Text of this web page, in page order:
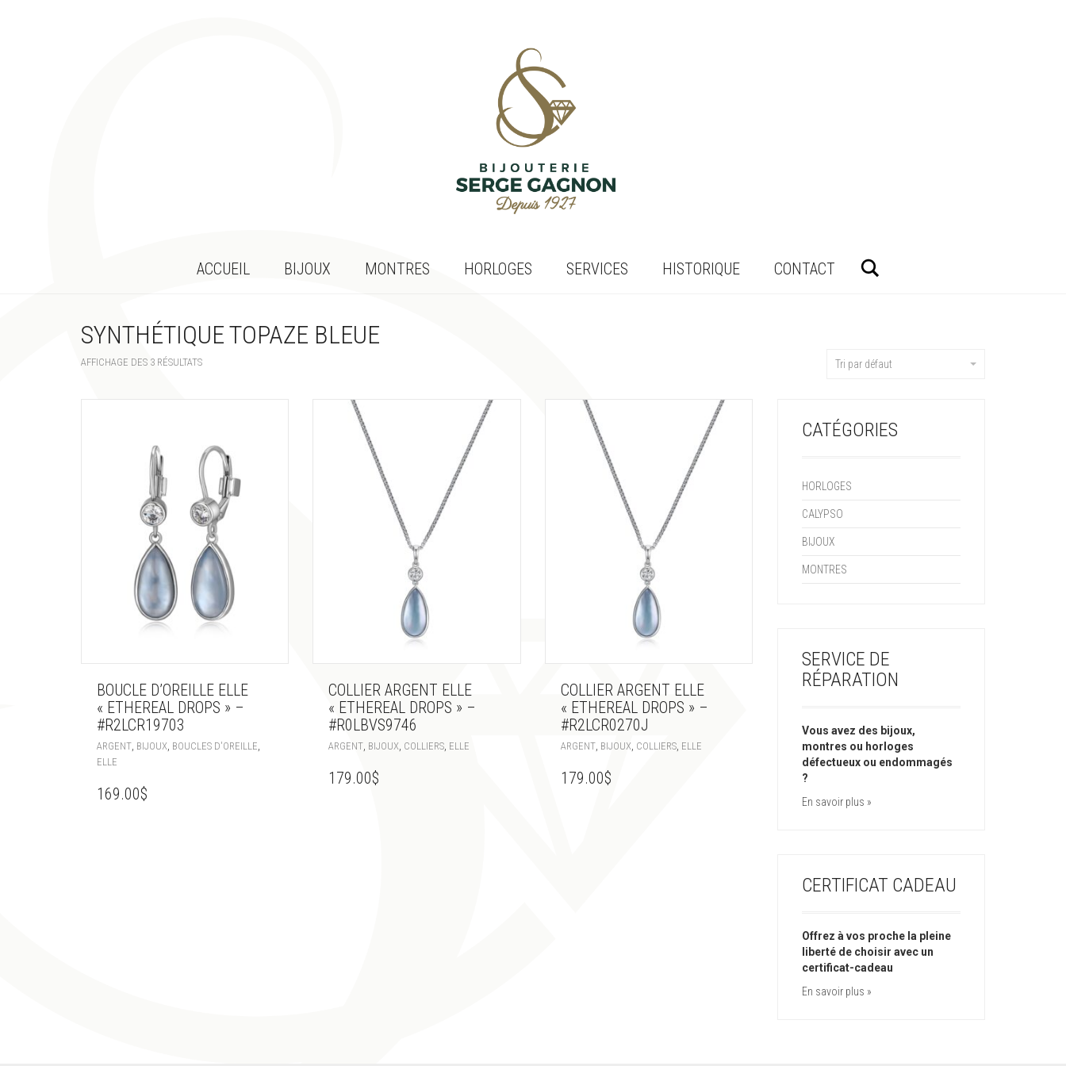
ACCUEIL BIJOUX MONTRES HORLOGES SERVICES HISTORIQUE CONTACT
SYNTHÉTIQUE TOPAZE BLEUE
AFFICHAGE DES 3 RÉSULTATS Tri par défaut
BOUCLE D’OREILLE ELLE
« ETHEREAL DROPS » –
#R2LCR19703
ARGENT, BIJOUX, BOUCLES D'OREILLE,
ELLE
169.00$
COLLIER ARGENT ELLE
« ETHEREAL DROPS » –
#R0LBVS9746
ARGENT, BIJOUX, COLLIERS, ELLE
179.00$
COLLIER ARGENT ELLE
« ETHEREAL DROPS » –
#R2LCR0270J
ARGENT, BIJOUX, COLLIERS, ELLE
179.00$
CATÉGORIES
HORLOGES
CALYPSO
BIJOUX
MONTRES
SERVICE DE
RÉPARATION
Vous avez des bijoux,
montres ou horloges
défectueux ou endommagés
?
En savoir plus »
CERTIFICAT CADEAU
Offrez à vos proche la pleine
liberté de choisir avec un
certificat-cadeau
En savoir plus »